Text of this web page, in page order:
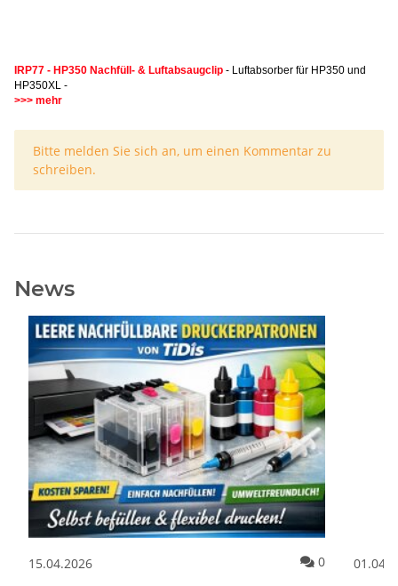
IRP77 - HP350 Nachfüll- & Luftabsaugclip - Luftabsorber für HP350 und
HP350XL -
>>> mehr
x
Bitte melden Sie sich an, um einen Kommentar zu
schreiben.
News
15.04.2026 Kommentare
0